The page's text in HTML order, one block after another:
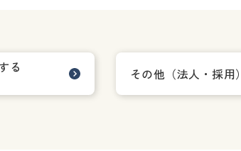
る
その他（法人・採用